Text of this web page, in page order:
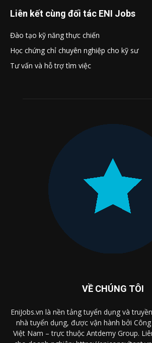
Liên kết cùng đối tác ENI Jobs
Đào tạo kỹ năng thực chiến
Học chứng chỉ chuyên nghiệp cho kỹ sư
Tư vấn và hỗ trợ tìm việc
VỀ CHÚNG TÔI
EniJobs.vn là nền tảng tuyển dụng và
nhà tuyển dụng, được vận hành bởi
Việt Nam – trực thuộc Antdemy Group.